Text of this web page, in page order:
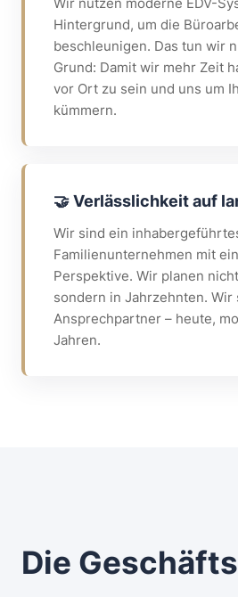
Hintergrund, um die
beschleunigen. Das tun wir
Grund: Damit wir mehr Zeit
vor Ort zu sein und uns um
kümmern.
🤝 Verlässlichkeit auf
Wir sind ein
Familienunternehmen mit
Perspektive. Wir planen
sondern in Jahrzehnten. Wir
Ansprechpartner – heute,
Jahren.
Die